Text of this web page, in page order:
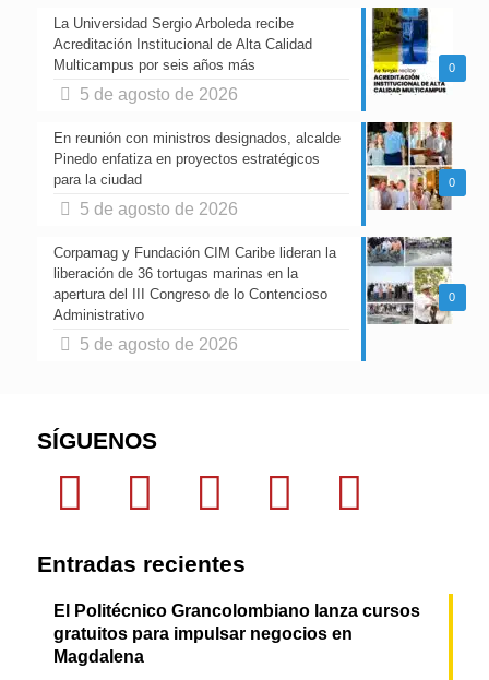
0
La Universidad Sergio Arboleda recibe
Acreditación Institucional de Alta Calidad
Multicampus por seis años más
5 de agosto de 2026
0
En reunión con ministros designados, alcalde
Pinedo enfatiza en proyectos estratégicos
para la ciudad
5 de agosto de 2026
0
Corpamag y Fundación CIM Caribe lideran la
liberación de 36 tortugas marinas en la
apertura del III Congreso de lo Contencioso
Administrativo
5 de agosto de 2026
SÍGUENOS
Entradas recientes
El Politécnico Grancolombiano lanza cursos
gratuitos para impulsar negocios en
Magdalena